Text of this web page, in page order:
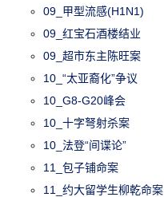
09_甲型流感(H1N1)
09_红宝石酒楼结业
09_超市东主陈旺案
10_“太亚裔化”争议
10_G8-G20峰会
10_十字弩射杀案
10_法登“间谍论”
11_包子铺命案
11_约大留学生柳乾命案